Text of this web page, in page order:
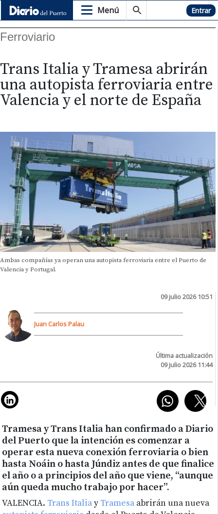
Menú Hemeroteca Entrar
Ferroviario
Trans Italia y Tramesa abrirán
una autopista ferroviaria entre
Valencia y el norte de España
Ambas compañías ya operan una autopista ferroviaria entre el Puerto de
Valencia y Portugal.
09 julio 2026 10:51
Juan Carlos Palau
Última actualización
09 julio 2026 11:44
Tramesa y Trans Italia han confirmado a Diario
del Puerto que la intención es comenzar a
operar esta nueva conexión ferroviaria o bien
hasta Noáin o hasta Júndiz antes de que finalice
el año o a principios del año que viene, “aunque
aún queda mucho trabajo por hacer”.
VALENCIA. Trans Italiay Tramesa abrirán una nueva